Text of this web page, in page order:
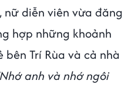
nữ diễn viên vừa đăng
hợp những khoảnh
bên Trí Rùa và cả nhà
anh và nhớ ngôi